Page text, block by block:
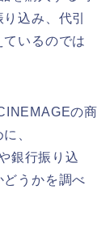
込み、代引
いるのでは
の商
、
銀行振り込
うかを調べ